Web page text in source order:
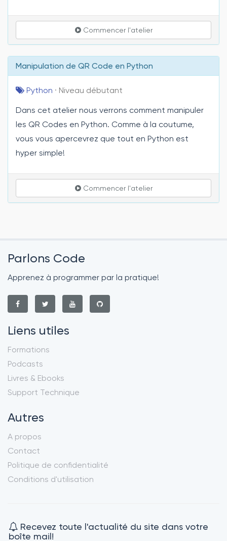
Commencer l'atelier
Manipulation de QR Code en Python
Python · Niveau débutant
Dans cet atelier nous verrons comment manipuler
les QR Codes en Python. Comme à la coutume,
vous vous apercevrez que tout en Python est
hyper simple!
Commencer l'atelier
Parlons Code
Apprenez à programmer par la pratique!
Liens utiles
Formations
Podcasts
Livres & Ebooks
Support Technique
Autres
A propos
Contact
Politique de confidentialité
Conditions d'utilisation
Recevez toute l'actualité du site dans votre
boîte mail!